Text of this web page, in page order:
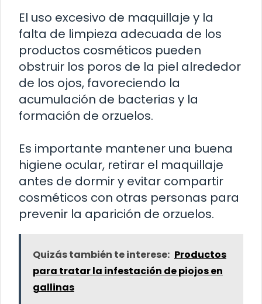
El uso excesivo de maquillaje y la
falta de limpieza adecuada de los
productos cosméticos pueden
obstruir los poros de la piel alrededor
de los ojos, favoreciendo la
acumulación de bacterias y la
formación de orzuelos.
Es importante mantener una buena
higiene ocular, retirar el maquillaje
antes de dormir y evitar compartir
cosméticos con otras personas para
prevenir la aparición de orzuelos.
Quizás también te interese: Productos
para tratar la infestación de piojos en
gallinas